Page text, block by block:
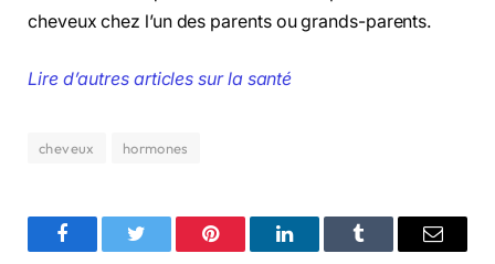
cheveux chez l’un des parents ou grands-parents.
Lire d’autres articles sur la santé
cheveux hormones
FacebookTwitter Pinterest LinkedInTumblr Email